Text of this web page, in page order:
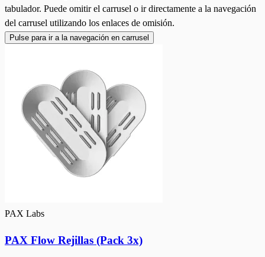
tabulador. Puede omitir el carrusel o ir directamente a la navegación
del carrusel utilizando los enlaces de omisión.
Pulse para ir a la navegación en carrusel
PAX Labs
PAX Flow Rejillas (Pack 3x)